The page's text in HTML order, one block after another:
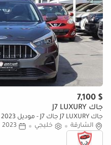
$ 7,100
جاك J7 LUXURY
محرك 1.5 - بحاله ممتازه من الداخل والخاالشارقة خليجي 2023